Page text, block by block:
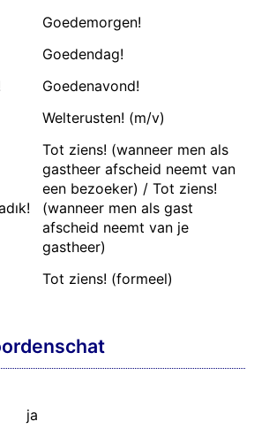
Goedemorgen!
Goedendag!
Goedenavond!
Welterusten! (m/v)
Tot ziens! (wanneer men als
gastheer afscheid neemt van
een bezoeker) / Tot ziens!
(wanneer men als gast
afscheid neemt van je
gastheer)
Tot ziens! (formeel)
ja